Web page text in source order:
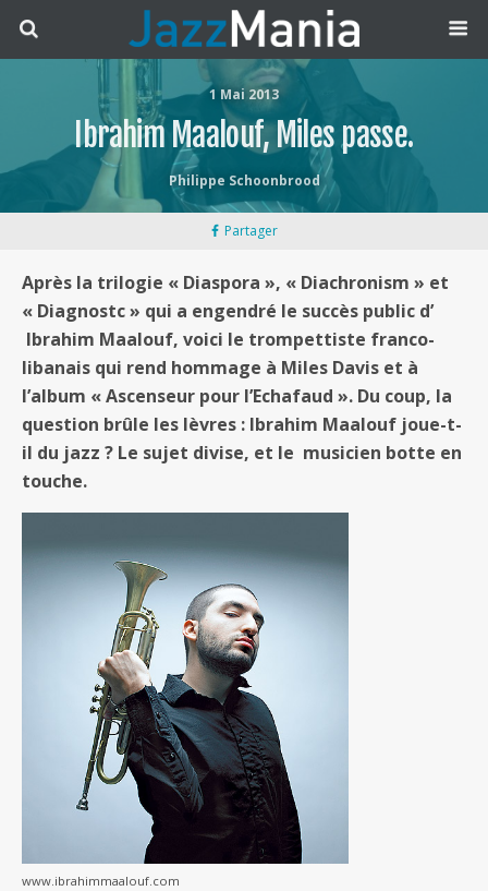
1 Mai 2013
Ibrahim Maalouf, Miles passe.
Philippe Schoonbrood
Partager
Après la trilogie « Diaspora », « Diachronism » et
« Diagnostc » qui a engendré le succès public d’
Ibrahim Maalouf, voici le trompettiste franco-
libanais qui rend hommage à Miles Davis et à
l’album « Ascenseur pour l’Echafaud ». Du coup, la
question brûle les lèvres : Ibrahim Maalouf joue-t-
il du jazz ? Le sujet divise, et le musicien botte en
touche.
www.ibrahimmaalouf.com